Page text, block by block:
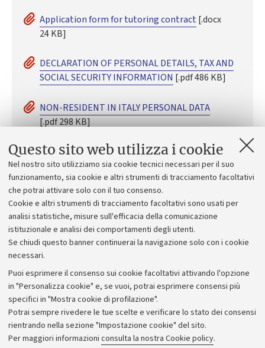
Questo sito web utilizza i cookie
Nel nostro sito utilizziamo sia cookie tecnici necessari per il suo
funzionamento, sia cookie e altri strumenti di tracciamento facoltativi
che potrai attivare solo con il tuo consenso.
Cookie e altri strumenti di tracciamento facoltativi sono usati per
analisi statistiche, misure sull'efficacia della comunicazione
istituzionale e analisi dei comportamenti degli utenti.
Se chiudi questo banner continuerai la navigazione solo con i cookie
necessari.
Puoi esprimere il consenso sui cookie facoltativi attivando l'opzione
in "Personalizza cookie" e, se vuoi, potrai esprimere consensi più
specifici in "Mostra cookie di profilazione".
Potrai sempre rivedere le tue scelte e verificare lo stato dei consensi
rientrando nella sezione "Impostazione cookie" del sito.
Per maggiori informazioni consulta la nostra Cookie policy.
Application form for tutoring contract [.docx
24 KB]
DECLARATION OF PERSONAL DETAILS, TAX AND
SOCIAL SECURITY INFORMATION [.pdf 486 KB]
NON-RESIDENT IN ITALY PERSONAL DATA
[.pdf 298 KB]
GUIDE TO COMPLETING THE DECLARATION[.pdf
274 KB]
Claim for the refund, exemption or application
of the reduced tax rate on income[.pdf 238 KB]
Privacy
Note legali